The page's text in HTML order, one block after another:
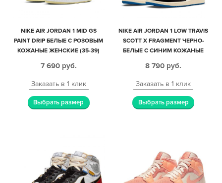
NIKE AIR JORDAN 1 MID GS
PAINT DRIP БЕЛЫЕ С РОЗОВЫМ
КОЖАНЫЕ ЖЕНСКИЕ (35-39)
7 690 руб.
Заказать в 1 клик
Выбрать размер
NIKE AIR JORDAN 1 LOW TRAVIS
SCOTT X FRAGMENT ЧЕРНО-
БЕЛЫЕ С СИНИМ КОЖАНЫЕ
8 790 руб.
Заказать в 1 клик
Выбрать размер